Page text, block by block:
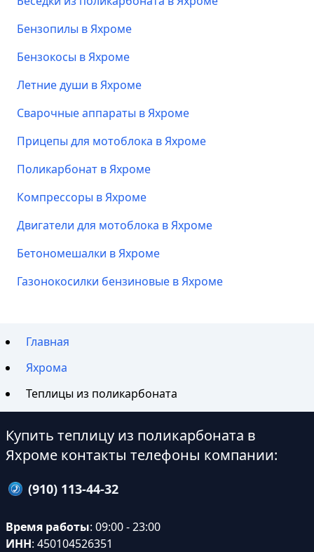
Бензопилы в Яхроме
Бензокосы в Яхроме
Летние души в Яхроме
Сварочные аппараты в Яхроме
Прицепы для мотоблока в Яхроме
Поликарбонат в Яхроме
Компрессоры в Яхроме
Двигатели для мотоблока в Яхроме
Бетономешалки в Яхроме
Газонокосилки бензиновые в Яхроме
Главная
Яхрома
Теплицы из поликарбоната
Купить теплицу из поликарбоната в
Яхроме контакты телефоны компании:
(910) 113-44-32
Время работы: 09:00 - 23:00
ИНН: 450104526351